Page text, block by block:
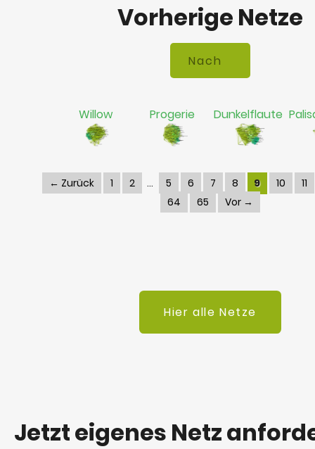
Vorherige Netze
Willow Progerie Dunkelflaute
← Zurück 1 2 5 6 7 8 9 10
11
64
65 Vor →
Hier alle Netze
Jetzt eigenes Netz